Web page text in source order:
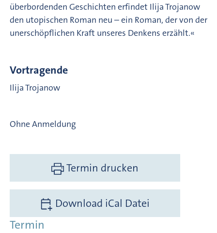
überbordenden Geschichten erfindet Ilija Trojanow
den utopischen Roman neu – ein Roman, der von der
unerschöpflichen Kraft unseres Denkens erzählt.«
Vortragende
Ilija Trojanow
Ohne Anmeldung
Termin drucken
Download iCal Datei
Termin